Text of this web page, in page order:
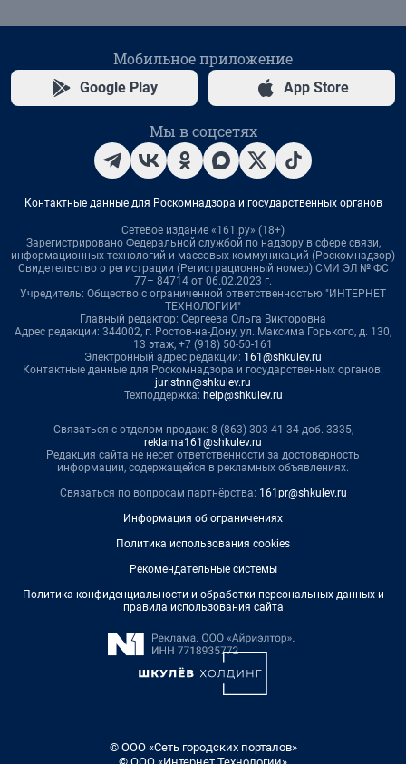
Мобильное приложение
Google Play App Store
Мы в соцсетях
Контактные данные для Роскомнадзора и государственных органов
Сетевое издание «161.ру» (18+)
Зарегистрировано Федеральной службой по надзору в сфере связи,
информационных технологий и массовых коммуникаций (Роскомнадзор)
Свидетельство о регистрации (Регистрационный номер) СМИ ЭЛ № ФС
77– 84714 от 06.02.2023 г.
Учредитель: Общество с ограниченной ответственностью "ИНТЕРНЕТ
ТЕХНОЛОГИИ"
Главный редактор: Сергеева Ольга Викторовна
Адрес редакции: 344002, г. Ростов-на-Дону, ул. Максима Горького, д. 130,
13 этаж, +7 (918) 50-50-161
Электронный адрес редакции: 161@shkulev.ru
Контактные данные для Роскомнадзора и государственных органов:
juristnn@shkulev.ru
Техподдержка: help@shkulev.ru
Связаться с отделом продаж: 8 (863) 303-41-34 доб. 3335,
reklama161@shkulev.ru
Редакция сайта не несет ответственности за достоверность
информации, содержащейся в рекламных объявлениях.
Связаться по вопросам партнёрства: 161pr@shkulev.ru
Информация об ограничениях
Политика использования cookies
Рекомендательные системы
Политика конфиденциальности и обработки персональных данных и
правила использования сайта
© ООО «Сеть городских порталов»